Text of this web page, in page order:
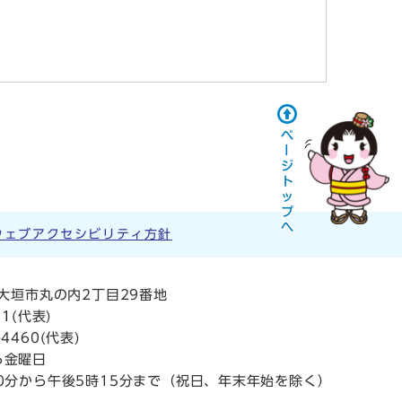
ェブアクセシビリティ方針
垣市丸の内2丁目29番地
(代表)
代表)
曜日
から午後5時15分まで（祝日、年末年始を除く）